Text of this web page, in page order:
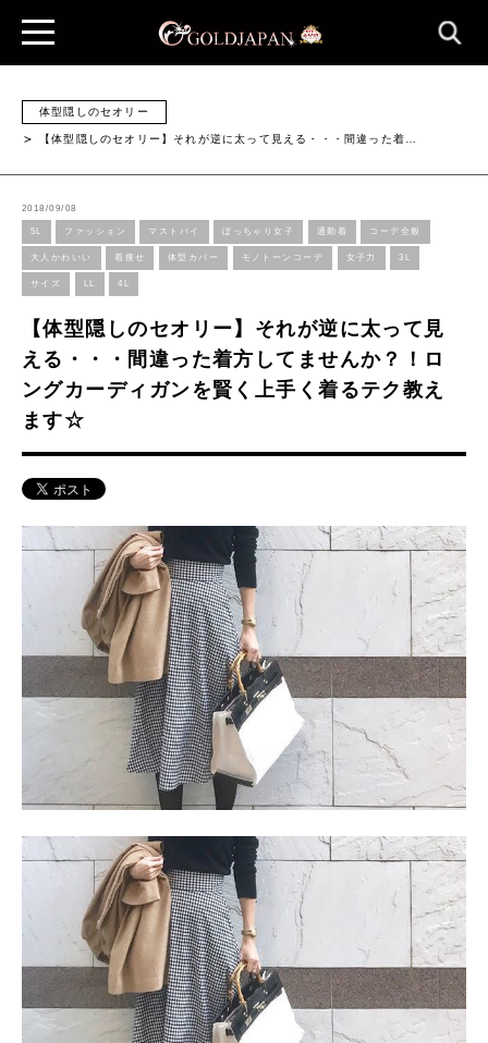
体型隠しのセオリー
【体型隠しのセオリー】それが逆に太って見える・・・間違った着…
2018/09/08
5L ファッション マストバイ ぽっちゃり女子 通勤着 コーデ全般
大人かわいい 着痩せ 体型カバー モノトーンコーデ 女子力 3L
サイズ LL 4L
【体型隠しのセオリー】それが逆に太って見
える・・・間違った着方してませんか？！ロ
ングカーディガンを賢く上手く着るテク教え
ます☆